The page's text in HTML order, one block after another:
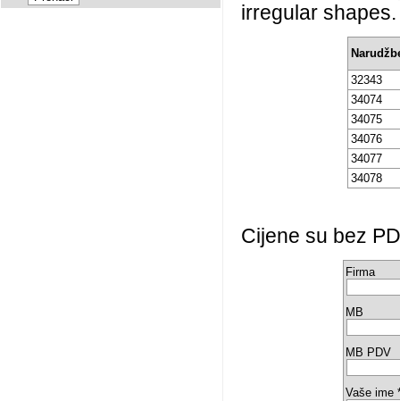
irregular
32343
34074
34075
34076
34077
34078
Cijene su bez
Firma
MB
MB PDV
Vaše ime